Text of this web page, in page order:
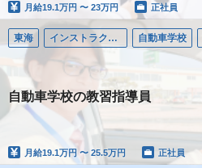
月給19.1万円 〜 23万円 正社員
東海 インストラクター／自動車学校 自動車学校
自動車学校の教習指導員
月給19.1万円 〜 25.5万円 正社員